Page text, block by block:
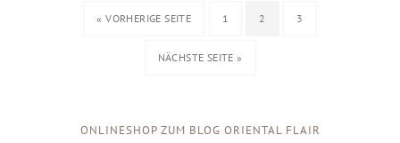
« VORHERIGE SEITE 1 2 3
NÄCHSTE SEITE »
ONLINESHOP ZUM BLOG ORIENTAL FLAIR